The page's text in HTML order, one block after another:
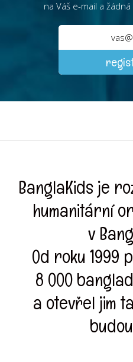
na Váš e-mail a
BanglaKids je
humanitární
v
Od roku 1999
8 000
a otevřel jim